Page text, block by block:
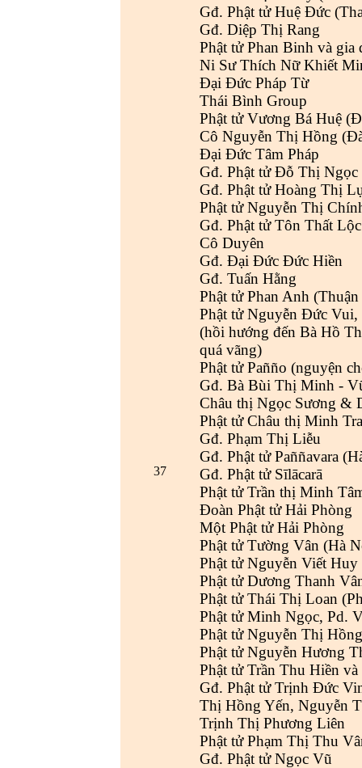
37
Gđ. Phật tử Huệ Đức
Gđ. Diệp Thị Rang
Phật tử Phan Binh và gia
Ni Sư Thích Nữ Khiết
Đại Đức Pháp Từ
Thái Bình Group
Phật tử Vương Bá Huệ
Cô Nguyễn Thị Hồng
Đại Đức Tâm Pháp
Gđ. Phật tử Đỗ Thị Ngọc
Gđ. Phật tử Hoàng Thị
Phật tử Nguyễn Thị
Gđ. Phật tử Tôn Thất
Cô Duyên
Gđ. Đại Đức Đức Hiền
Gđ. Tuấn Hằng
Phật tử Phan Anh (Thuận
Phật tử Nguyễn Đức Vui,
(hồi hướng đến Bà Hồ
quá vãng)
Phật tử Pañño (nguyện
Gđ. Bà Bùi Thị Minh -
Châu thị Ngọc Sương &
Phật tử Châu thị Minh
Gđ. Phạm Thị Liễu
Gđ. Phật tử Paññavara
Gđ. Phật tử Sīlācarā
Phật tử Trần thị Minh
Đoàn Phật tử Hải Phòng
Một Phật tử Hải Phòng
Phật tử Tường Vân (Hà
Phật tử Nguyễn Viết
Phật tử Dương Thanh
Phật tử Thái Thị Loan
Phật tử Minh Ngọc, Pd.
Phật tử Nguyễn Thị
Phật tử Nguyễn Hương
Phật tử Trần Thu Hiền
Gđ. Phật tử Trịnh Đức
Thị Hồng Yến, Nguyễn
Trịnh Thị Phương Liên
Phật tử Phạm Thị Thu
Gđ. Phật tử Ngọc Vũ